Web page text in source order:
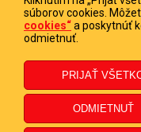
IČ
súborov cookies.
cookies“a poskytnúť
odmietnuť.